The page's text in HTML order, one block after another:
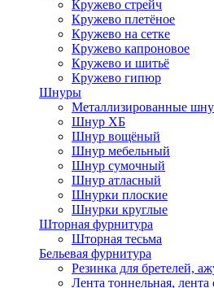
Кружево стрейч
Кружево плетёное
Кружево на сетке
Кружево капроновое
Кружево и шитьё
Кружево гипюр
Шнуры
Металлизированные
Шнур ХБ
Шнур вощёный
Шнур мебельный
Шнур сумочный
Шнур атласный
Шнурки плоские
Шнурки круглые
Шторная фурнитура
Шторная тесьма
Бельевая фурнитура
Резинка для бретелей,
Лента тоннельная,